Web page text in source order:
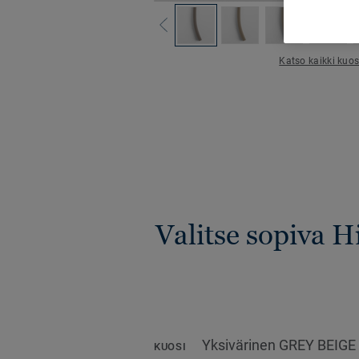
Katso kaikki
Valitse sopiva
KUOSI Yksivärinen GREY